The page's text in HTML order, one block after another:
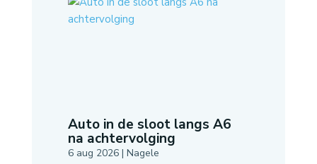
Auto in de sloot langs A6
na achtervolging
6 aug 2026| Nagele